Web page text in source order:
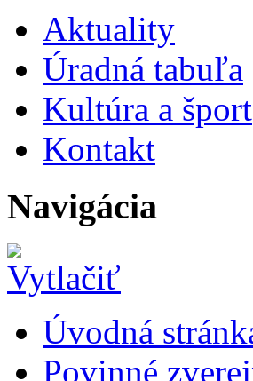
Aktuality
Úradná tabuľa
Kultúra a šport
Kontakt
Navigácia
Úvodná
Povinné